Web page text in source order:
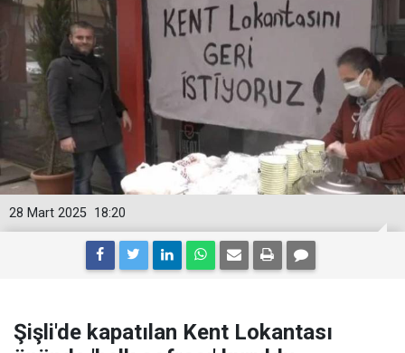
18:20
28 Mart 2025
Şişli'de kapatılan Kent Lokantası